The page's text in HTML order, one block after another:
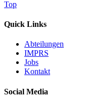
Top
Quick Links
Abteilungen
IMPRS
Jobs
Kontakt
Social Media